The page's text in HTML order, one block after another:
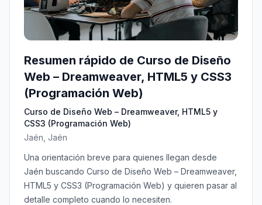
Resumen rápido de Curso de Diseño
Web – Dreamweaver, HTML5 y CSS3
(Programación Web)
Curso de Diseño Web – Dreamweaver, HTML5 y
CSS3 (Programación Web)
Jaén, Jaén
Una orientación breve para quienes llegan desde
Jaén buscando Curso de Diseño Web – Dreamweaver,
HTML5 y CSS3 (Programación Web) y quieren pasar al
detalle completo cuando lo necesiten.